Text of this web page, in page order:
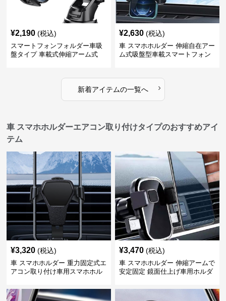
¥2,190 (税込)
スマートフォンフォルダー車吸
盤タイプ 車載式伸縮アーム式
¥2,630 (税込)
車 スマホホルダー 伸縮自在アー
ム式吸盤型車載スマートフォン
新着アイテムの一覧へ ›
車 スマホホルダーエアコン取り付けタイプのおすすめアイ
テム
¥3,320 (税込)
車 スマホホルダー 重力固定式エ
アコン取り付け車用スマホホル
¥3,470 (税込)
車 スマホホルダー 伸縮アームで
安定固定 鏡面仕上げ車用ホルダ